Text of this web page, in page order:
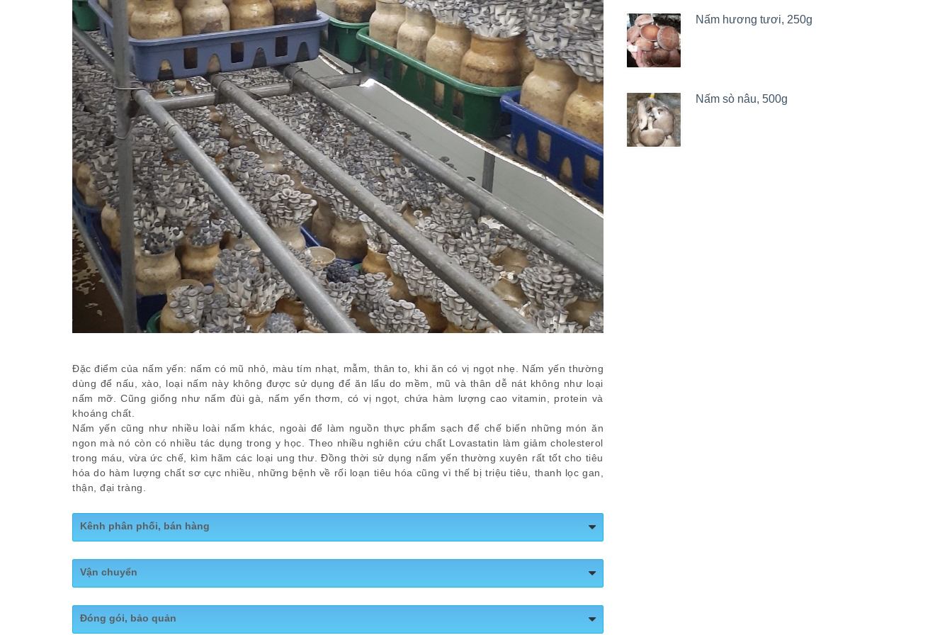
Đặc điểm của nấm yến: nấm có mũ nhỏ, màu tím nhạt, mẫm, thân to, khi ăn có vị ngọt nhẹ. Nấm yến thường
dùng để nấu, xào, loại nấm này không được sử dụng để ăn lẩu do mềm, mũ và thân dễ nát không như loại
nấm mỡ. Cũng giống như nấm đùi gà, nấm yến thơm, có vị ngọt, chứa hàm lượng cao vitamin, protein và
khoáng chất.
Nấm yến cũng như nhiều loài nấm khác, ngoài để làm nguồn thực phẩm sạch để chế biến những món ăn
ngon mà nó còn có nhiều tác dụng trong y học. Theo nhiều nghiên cứu chất Lovastatin làm giảm cholesterol
trong máu, vừa ức chế, kìm hãm các loại ung thư. Đồng thời sử dụng nấm yến thường xuyên rất tốt cho tiêu
hóa do hàm lượng chất sơ cực nhiều, những bệnh về rối loạn tiêu hóa cũng vì thế bị triệu tiêu, thanh lọc gan,
thận, đại tràng.
Kênh phân phối, bán hàng
Fanpage:
https://www.facebook.com/namdinhduongngonlanh
Vận chuyển
Giao hàng miễn phí trong nội thành Hà Nội dưới 2km và 20.000đ/1đơn trên 2km trong nội thành Hà Nội.
Khách hàng ở các tỉnh lân cận, Nấm S hỗ trợ phí giao hàng đến các bến xe, khách hàng thanh toán cước
Đóng gói, bảo quản
Nấm hương tươi, 250g
Nấm sò nâu, 500g